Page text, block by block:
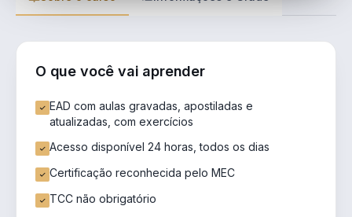
O que você vai aprender
EAD com aulas gravadas, apostiladas e
atualizadas, com exercícios
Acesso disponível 24 horas, todos os dias
Certificação reconhecida pelo MEC
TCC não obrigatório